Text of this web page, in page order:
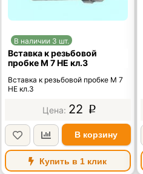
В наличии 3 шт.
Вставка к резьбовой
пробке М 7 НЕ кл.3
Вставка к резьбовой пробке М 7
НЕ кл.3
22 p
В корзину
Купить в 1 клик